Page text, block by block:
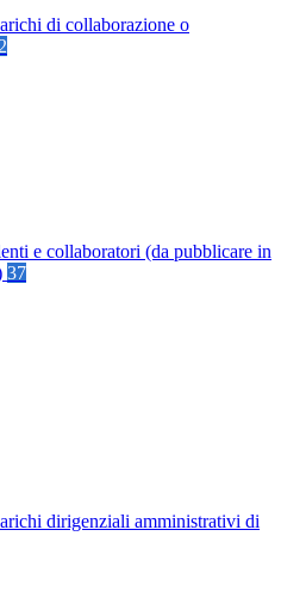
di collaborazione o
e collaboratori (da pubblicare in
37
dirigenziali amministrativi di